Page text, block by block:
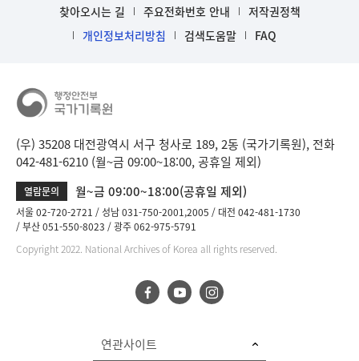
찾아오시는 길 주요전화번호 안내
저작권정책
개인정보처리방침
검색도움말 FAQ
(우) 35208 대전광역시 서구 청사로 189, 2동 (국가기록원), 전화
042-481-6210 (월~금 09:00~18:00, 공휴일 제외)
열람문의 월~금 09:00~18:00(공휴일 제외)
서울 02-720-2721 성남 031-750-2001,2005
대전 042-481-1730
부산 051-550-8023
광주 062-975-5791
Copyright 2022. National Archives of Korea all rights reserved.
연관사이트